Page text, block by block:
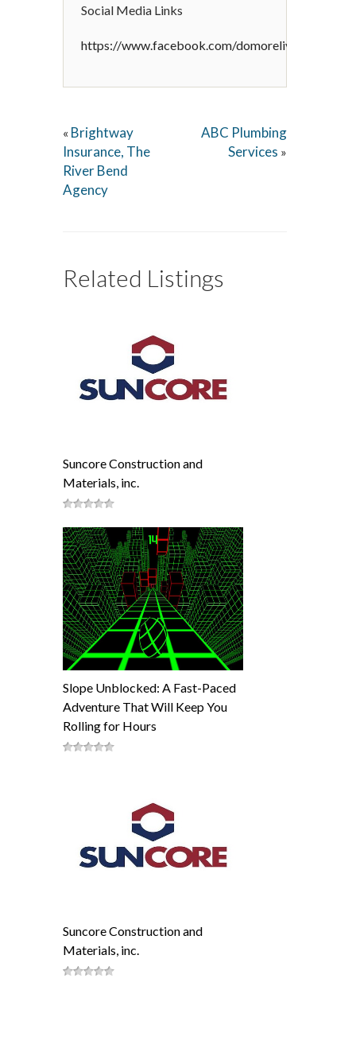
Social Media Links
https://www.facebook.com/domoreliving
« Brightway
Insurance, The
River Bend
Agency
ABC Plumbing
Services »
Related Listings
Suncore Construction and
Materials, inc.
Slope Unblocked: A Fast-Paced
Adventure That Will Keep You
Rolling for Hours
Suncore Construction and
Materials, inc.